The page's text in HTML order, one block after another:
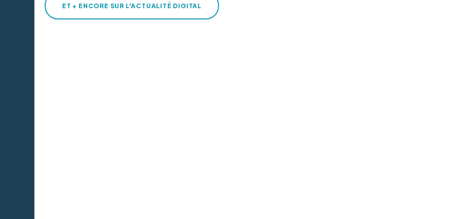
ET + ENCORE SUR L'ACTUALITÉ DIGITAL